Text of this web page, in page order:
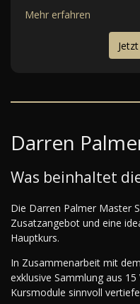
Mehr erfahren
Darren
Was beinhaltet
Die Darren Palmer Master
Zusatzangebot und eine
Hauptkurs.
In Zusammenarbeit mit
exklusive Sammlung aus
Kursmodule sinnvoll